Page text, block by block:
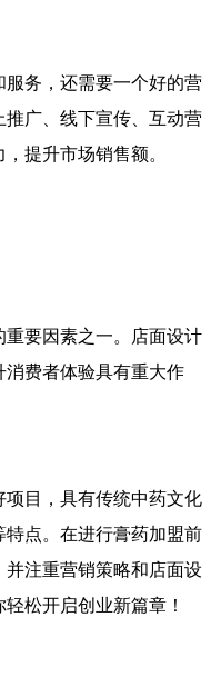
服务，还需要一个好的营
广、线下宣传、互动营
提升市场销售额。
要因素之一。店面设计
费者体验具有重大作
目，具有传统中药文化
点。在进行膏药加盟前
注重营销策略和店面设
松开启创业新篇章！